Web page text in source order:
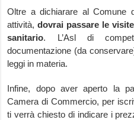
Oltre a dichiarare al Comune
attività, dovrai passare le
sanitario. L’Asl di
documentazione (da
leggi in materia.
Infine, dopo aver aperto la
Camera di Commercio, per
ti verrà chiesto di indicare i